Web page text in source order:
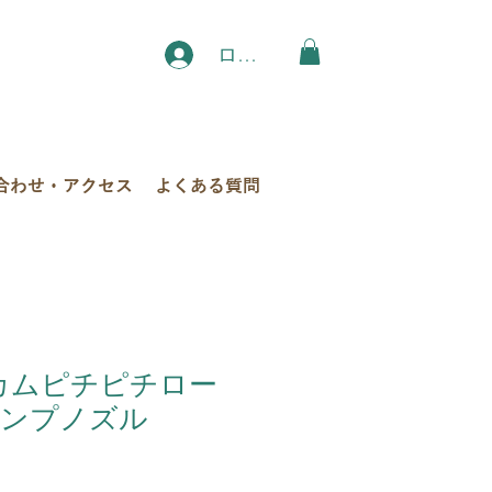
ログイン
わせ・アクセス よくある質問
ピチピチロー
プノズル